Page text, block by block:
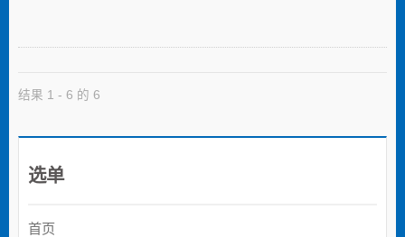
结果 1 - 6 的 6
选单
首页